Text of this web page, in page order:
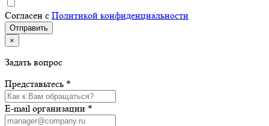
Согласен с Политикой конфиденциальности
×
Задать вопрос
Представьтесь *
E-mail организации *